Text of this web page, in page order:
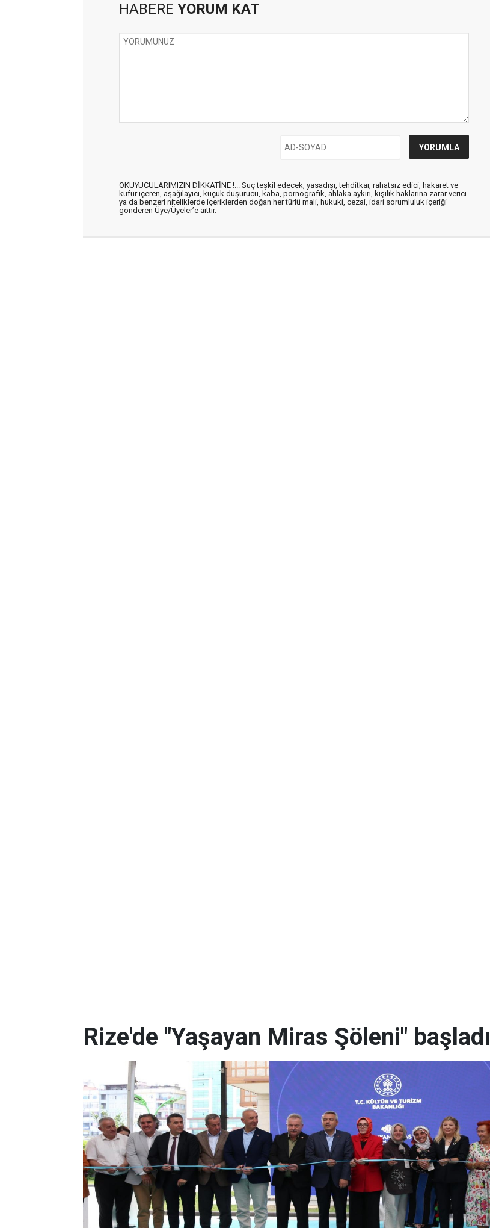
HABERE YORUM KAT
OKUYUCULARIMIZIN DİKKATİNE !... Suç teşkil edecek, yasadışı, tehditkar, rahatsız edici, hakaret ve
küfür içeren, aşağılayıcı, küçük düşürücü, kaba, pornografik, ahlaka aykırı, kişilik haklarına zarar verici
ya da benzeri niteliklerde içeriklerden doğan her türlü mali, hukuki, cezai, idari sorumluluk içeriği
gönderen Üye/Üyeler’e aittir.
Rize'de "Yaşayan Miras Şöleni" başladı